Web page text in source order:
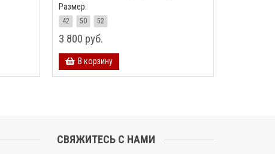
Размер:
42 50 52
3 800 руб.
В корзину
СВЯЖИТЕСЬ С НАМИ